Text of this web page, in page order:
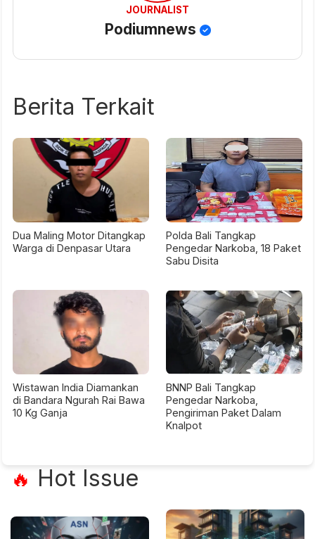
JOURNALIST
Podiumnews
Berita Terkait
Dua Maling Motor Ditangkap
Warga di Denpasar Utara
Polda Bali Tangkap
Pengedar Narkoba, 18 Paket
Sabu Disita
Wistawan India Diamankan
di Bandara Ngurah Rai Bawa
10 Kg Ganja
BNNP Bali Tangkap
Pengedar Narkoba,
Pengiriman Paket Dalam
Knalpot
🔥 Hot Issue